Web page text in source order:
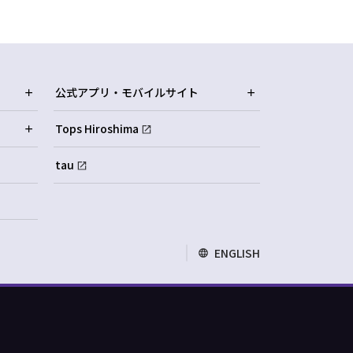
公式アプリ・モバイルサイト
Tops Hiroshima
tau
ENGLISH